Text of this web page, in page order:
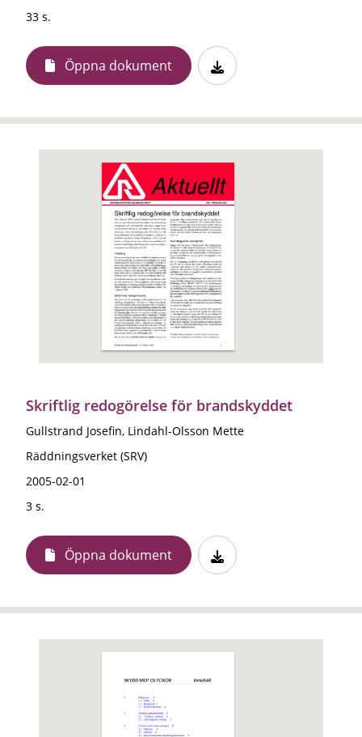
33 s.
Öppna dokument
Skriftlig redogörelse för brandskyddet
Gullstrand Josefin, Lindahl-Olsson Mette
Räddningsverket (SRV)
2005-02-01
3 s.
Öppna dokument